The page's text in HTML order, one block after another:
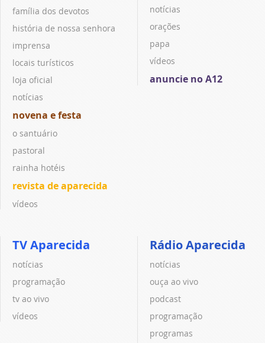
família dos devotos
história de nossa senhora
imprensa
locais turísticos
loja oficial
notícias
novena e festa
o santuário
pastoral
rainha hotéis
revista de aparecida
vídeos
notícias
orações
papa
vídeos
anuncie no A12
TV Aparecida
notícias
programação
tv ao vivo
vídeos
Rádio Aparecida
notícias
ouça ao vivo
podcast
programação
programas